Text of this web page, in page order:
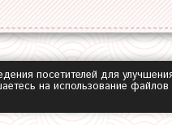
посетителей для
на использование